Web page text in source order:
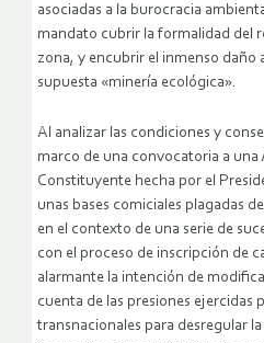
asociadas a la burocracia
mandato cubrir la formalidad del
zona, y encubrir el inmenso daño
supuesta «minería ecológica».
Al analizar las condiciones y
marco de una convocatoria a una
Constituyente hecha por el
unas bases comiciales plagadas
en el contexto de una serie de
con el proceso de inscripción de
alarmante la intención de
cuenta de las presiones ejercidas
transnacionales para desregular